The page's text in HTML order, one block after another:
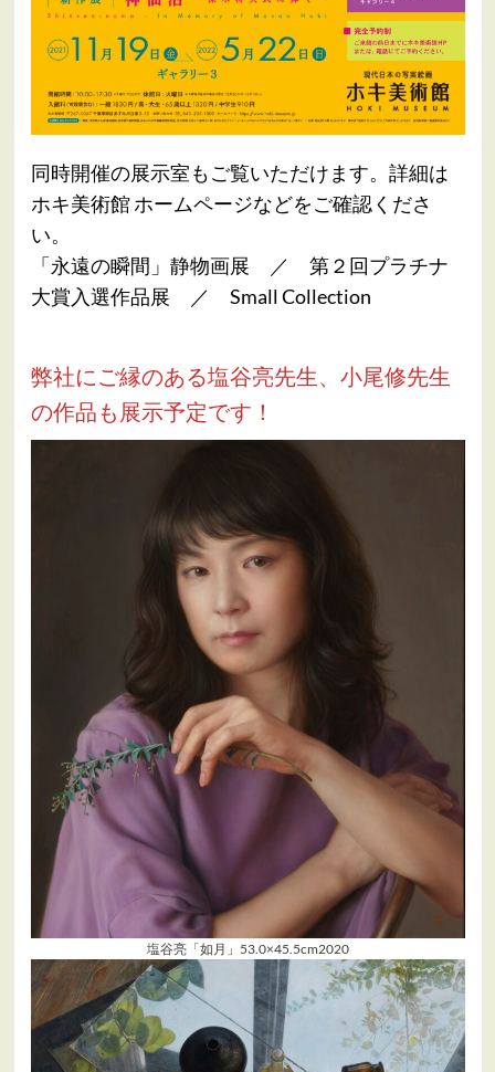
同時開催の展示室もご覧いただけます。詳細は
ホキ美術館 ホームページなどをご確認くださ
い。
「永遠の瞬間」静物画展 ／ 第２回プラチナ
大賞入選作品展 ／ Small Collection
弊社にご縁のある塩谷亮先生、小尾修先生
の作品も展示予定です！
塩谷亮「如月」53.0×45.5cm2020